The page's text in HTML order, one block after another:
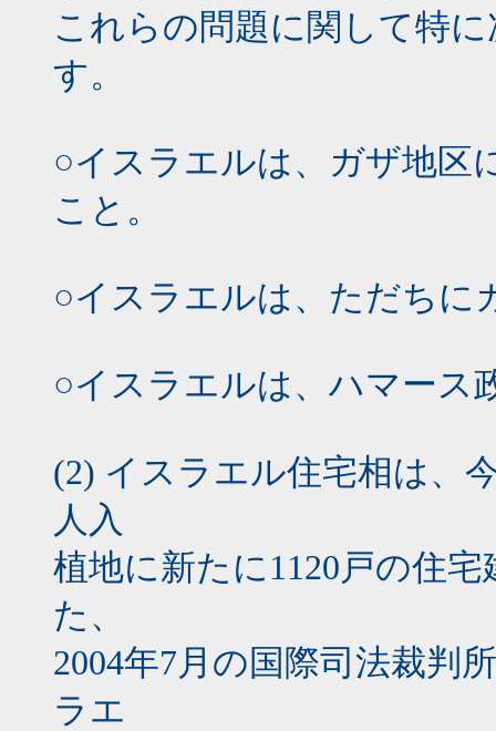
これらの問題に関して特
す。
○イスラエルは、ガザ地区
こと。
○イスラエルは、ただちに
○イスラエルは、ハマース
(2) イスラエル住宅相は、
人入
植地に新たに1120戸の住
た、
2004年7月の国際司法裁判
ラエ